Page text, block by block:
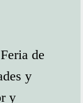
de
y
y